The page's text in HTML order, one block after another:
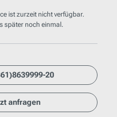
ist zurzeit nicht verfügbar.
später noch einmal.
20
anfragen